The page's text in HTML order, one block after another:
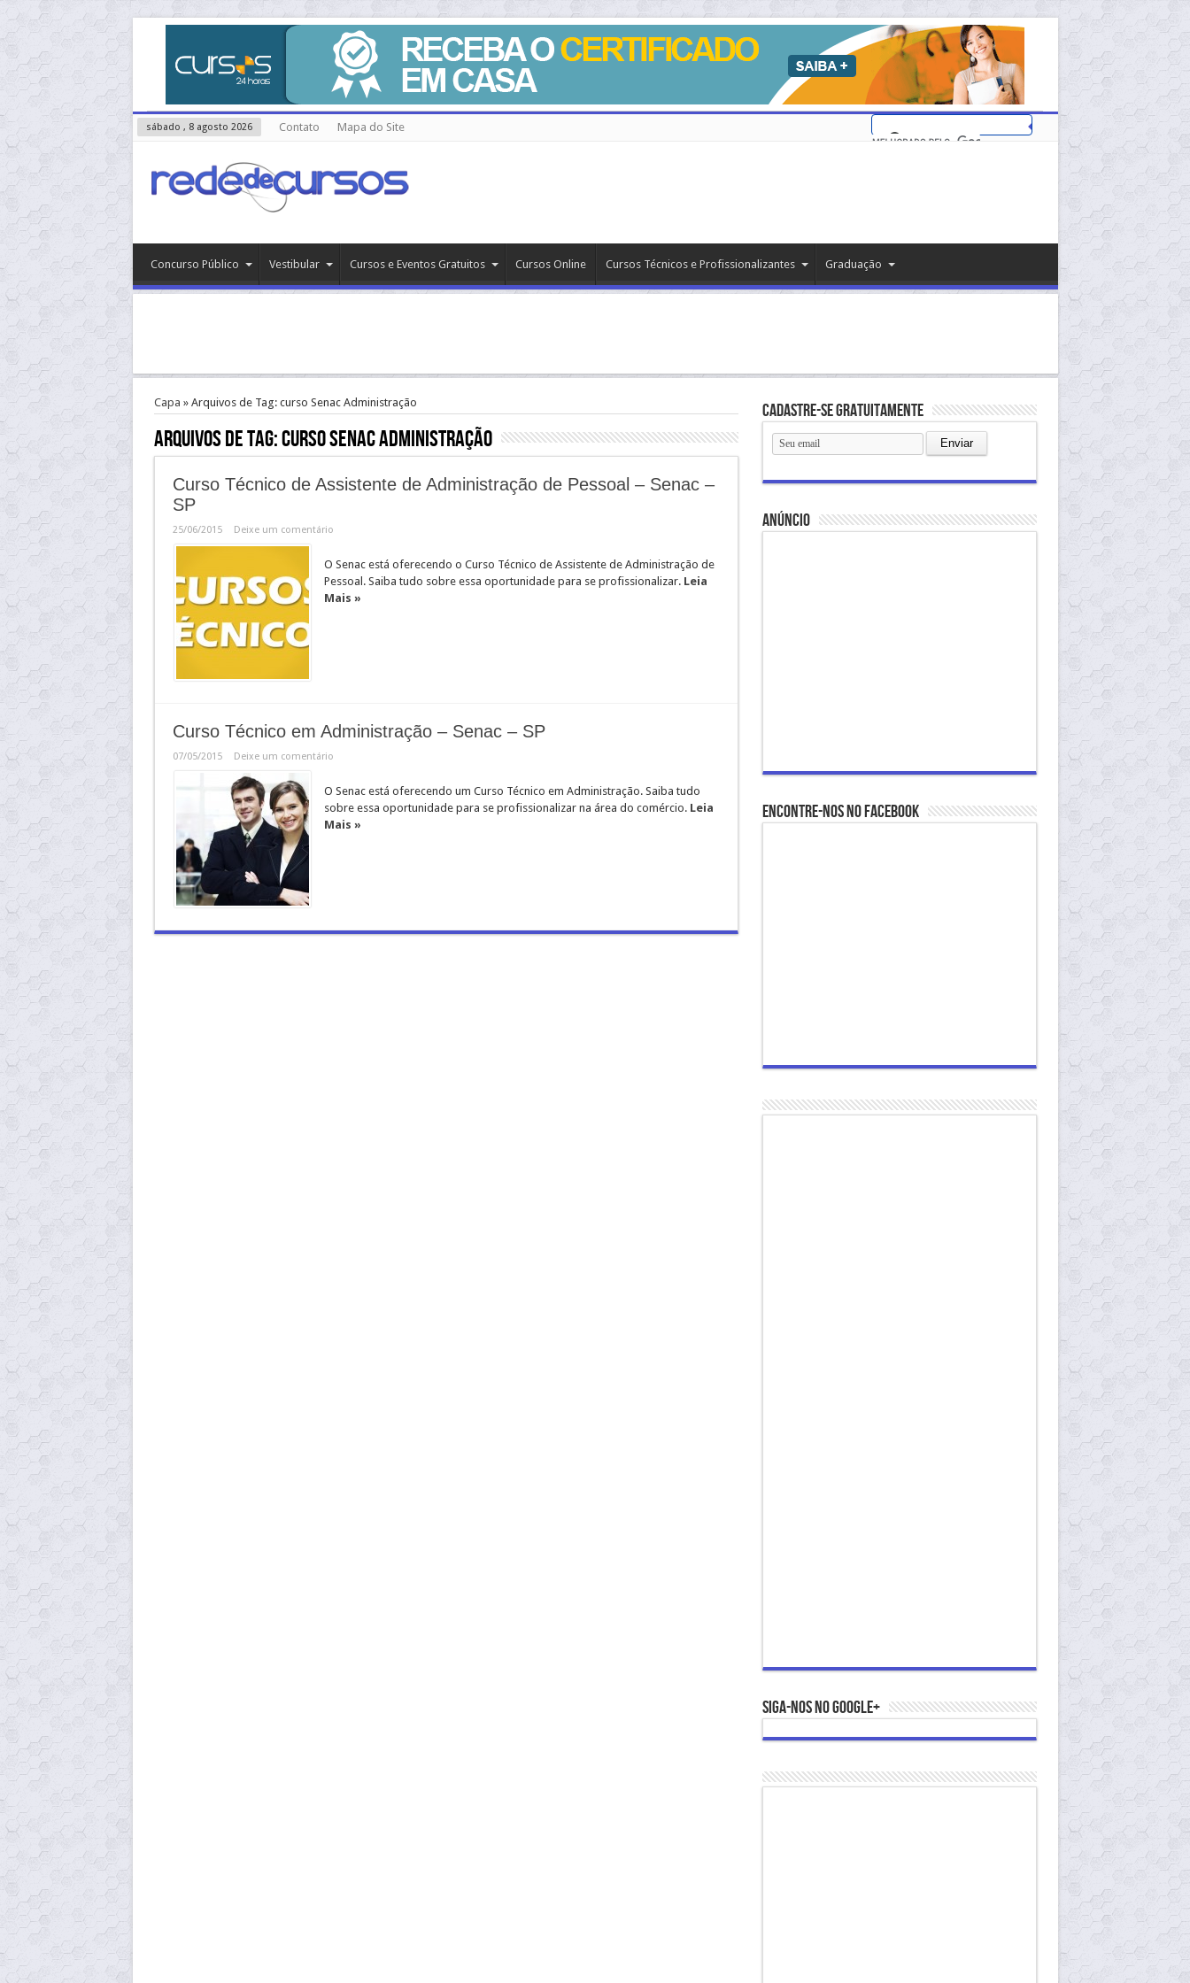
sábado , 8 agosto 2026 Contato Mapa do Site
Concurso Público Vestibular Cursos e Eventos Gratuitos Cursos Online Cursos Técnicos e Profissionalizantes Graduação
Capa » Arquivos de Tag: curso Senac Administração
Arquivos de Tag:curso Senac Administração
Curso Técnico de Assistente de Administração de Pessoal – Senac –
SP
25/06/2015 Deixe um comentário
O Senac está oferecendo o Curso Técnico de Assistente de Administração de
Pessoal. Saiba tudo sobre essa oportunidade para se profissionalizar. Leia
Mais »
Curso Técnico em Administração – Senac – SP
07/05/2015 Deixe um comentário
O Senac está oferecendo um Curso Técnico em Administração. Saiba tudo
sobre essa oportunidade para se profissionalizar na área do comércio. Leia
Mais »
Cadastre-se gratuitamente
anúncio
Encontre-nos no Facebook
Siga-nos no Google+